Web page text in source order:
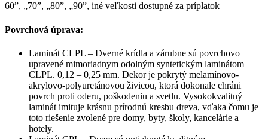
60”, „70”, „80”, „90”, iné veľkosti dostupné za príplatok
Povrchová úprava:
Laminát CLPL – Dverné krídla a zárubne sú povrchovo
upravené mimoriadnym odolným syntetickým laminátom
CLPL. 0,12 – 0,25 mm. Dekor je pokrytý melamínovo-
akrylovo-polyuretánovou živicou, ktorá dokonale chráni
povrch proti oderu, poškodeniu a svetlu. Vysokokvalitný
laminát imituje krásnu prírodnú kresbu dreva, vďaka čomu je
toto riešenie zvolené pre domy, byty, školy, kancelárie a
hotely.